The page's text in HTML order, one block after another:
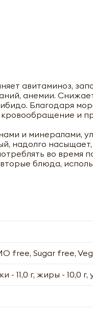
авитаминоз,
анемии.
Благодаря
и
и минералами,
надолго
во время
блюда,
free, Sugar free,
- 11,0 г, жиры - 10,0